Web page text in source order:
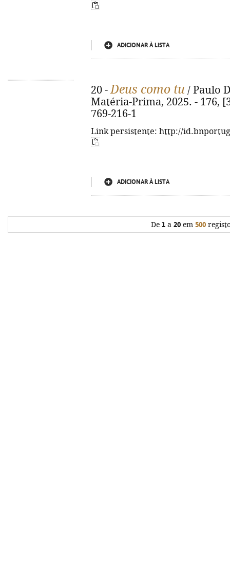
ADICIONAR À LISTA
20 -Deus como tu / Paulo
Matéria-Prima, 2025. - 176,
769-216-1
Link persistente: http://
ADICIONAR À LISTA
De 1 a 20 em 500